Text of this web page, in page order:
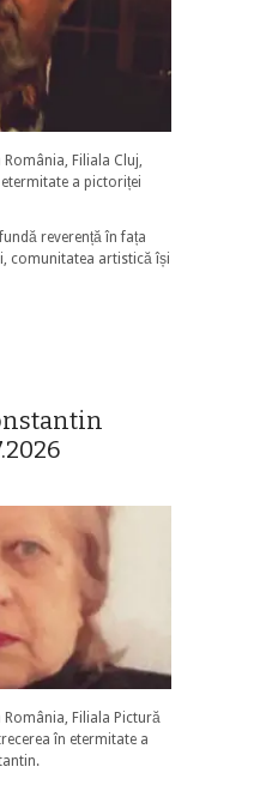
Filiala Cluj,
a pictoriței
reverență în fața
comunitatea artistică își
Filiala Pictură
în etermitate a